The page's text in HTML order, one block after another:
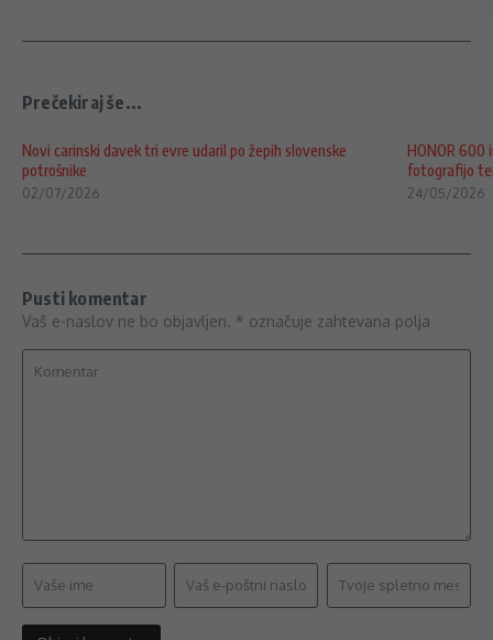
Prečekiraj še...
Novi carinski davek tri evre udaril po žepih slovenske
potrošnike
02/07/2026
HONOR 600
fotografijo
24/05/2026
Pusti komentar
Vaš e-naslov ne bo objavljen. * označuje zahtevana polja